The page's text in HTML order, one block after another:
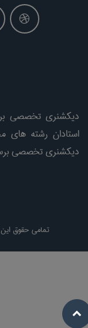
دیکشنری تخصصی
استادان رشته
دیکشنری تخصصی
تمامی حقوق